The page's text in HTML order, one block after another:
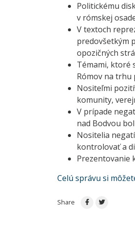
Politickému
v rómskej
V textoch
predovšetkým
opozičných
Témami, ktoré
Rómov na trhu
Nositeľmi
komunity,
V prípade
nad Bodvou
Nositelia
kontrolovať a
Prezentovanie
Celú správu si
Share